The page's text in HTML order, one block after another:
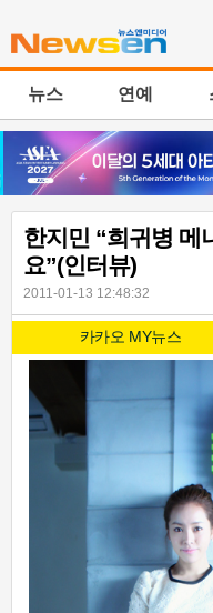
뉴스 연예
한지민 “희귀병 메
요”(인터뷰)
2011-01-13 12:48:32
카카오 MY뉴스